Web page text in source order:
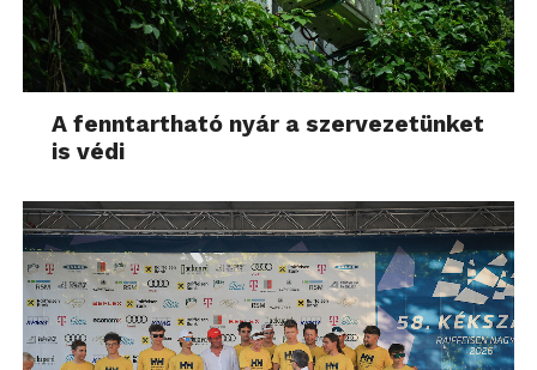
A fenntartható nyár a szervezetünket
is védi